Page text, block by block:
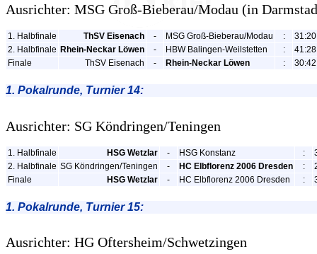
Ausrichter: MSG Groß-Bieberau/Modau (in
1. Halbfinale ThSV Eisenach - MSG Groß-Bieberau/Modau :
2. Halbfinale Rhein-Neckar Löwen - HBW Balingen-Weilstetten :
Finale
ThSV Eisenach - Rhein-Neckar Löwen :
1. Pokalrunde, Turnier 14:
Ausrichter: SG Köndringen/Teningen
1. Halbfinale HSG Wetzlar - HSG Konstanz :
2. Halbfinale SG Köndringen/Teningen - HC Elbflorenz 2006 Dresden :
Finale
HSG Wetzlar - HC Elbflorenz 2006 Dresden :
1. Pokalrunde, Turnier 15:
Ausrichter: HG Oftersheim/Schwetzingen